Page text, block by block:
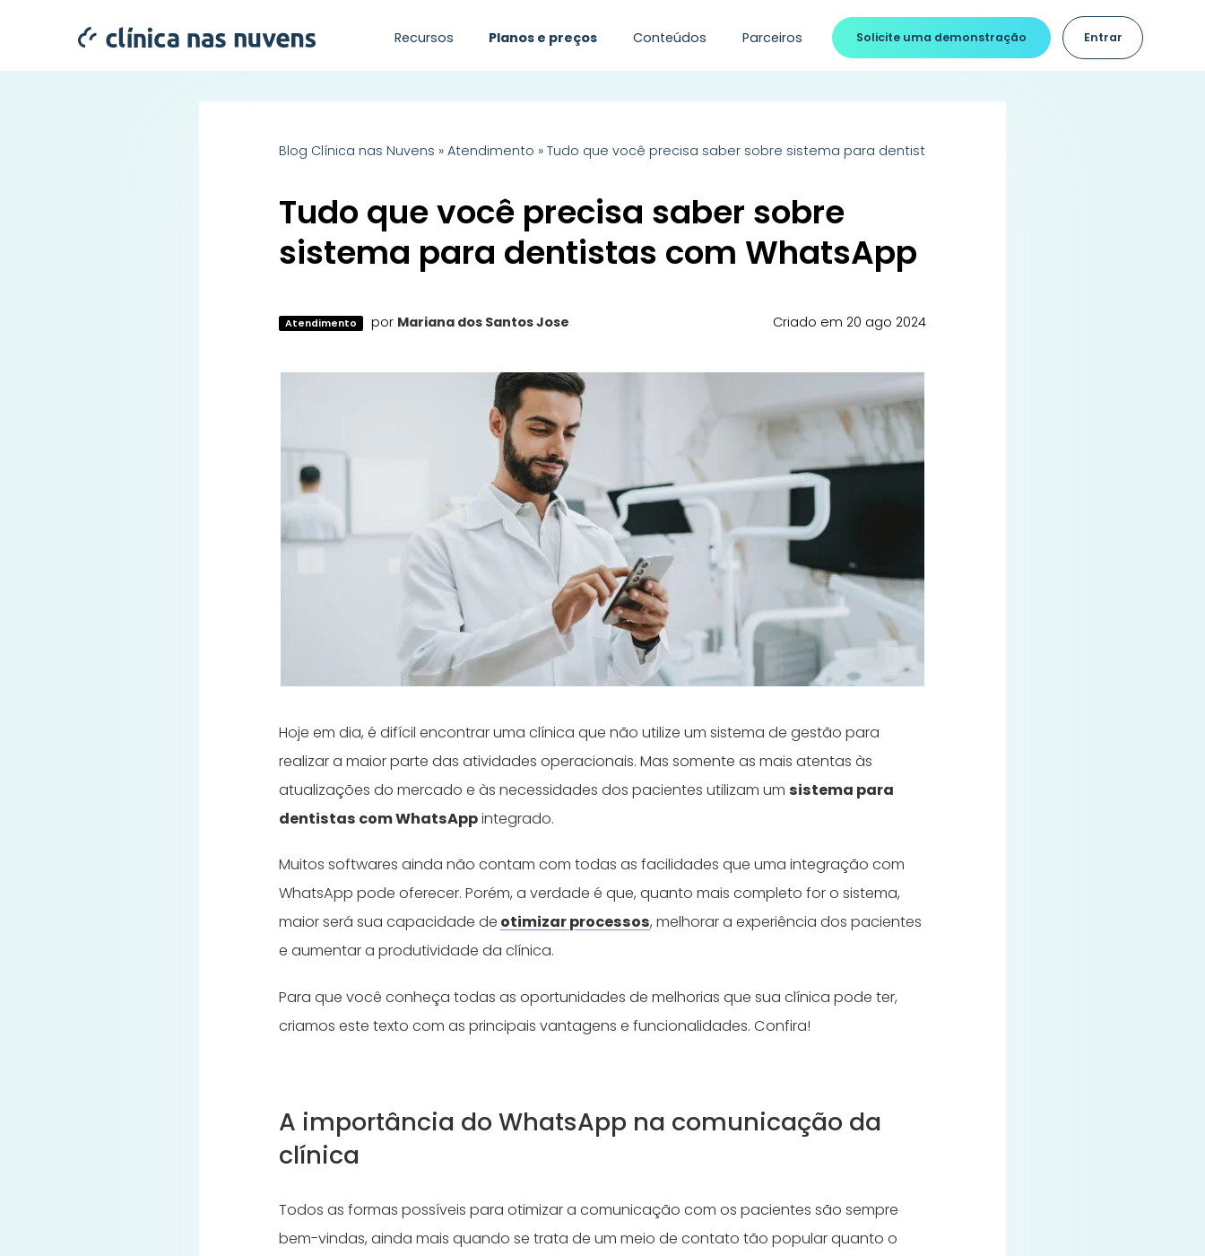
Recursos Planos e preços Conteúdos Parceiros Solicite uma demonstração Entrar
Blog Clínica nas Nuvens »Atendimento »Tudo que você precisa saber sobre sistema para dentistas com WhatsApp
Tudo que você precisa saber sobre
sistema para dentistas com WhatsApp
Atendimento por Mariana dos Santos Jose Criado em 20 ago 2024
Hoje em dia, é difícil encontrar uma clínica que não utilize um sistema de gestão para
realizar a maior parte das atividades operacionais. Mas somente as mais atentas às
atualizações do mercado e às necessidades dos pacientes utilizam umsistema para
dentistas com WhatsAppintegrado.
Muitos softwares ainda não contam com todas as facilidades que uma integração com
WhatsApp pode oferecer. Porém, a verdade é que, quanto mais completo for o sistema,
maior será sua capacidade de otimizar processos, melhorar a experiência dos pacientes
e aumentar a produtividade da clínica.
Para que você conheça todas as oportunidades de melhorias que sua clínica pode ter,
criamos este texto com as principais vantagens e funcionalidades. Confira!
A importância do WhatsApp na comunicação da
clínica
Todos as formas possíveis para otimizar a comunicação com os pacientes são sempre
bem-vindas, ainda mais quando se trata de um meio de contato tão popular quanto o